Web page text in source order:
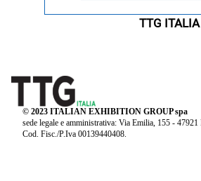
TTG
© 2023 ITALIAN EXHIBITION GROUP spa
sede legale e amministrativa: Via Emilia, 155 -
Cod. Fisc./P.Iva 00139440408.